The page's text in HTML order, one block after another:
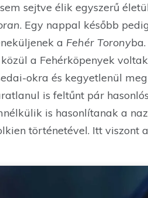
sejtve élik egyszerű
. Egy nappal később
a Fehér Torony
a Fehérköpenyek
okra és kegyetlenül
is feltűnt pár
is hasonlítanak a
történetével. Itt viszont